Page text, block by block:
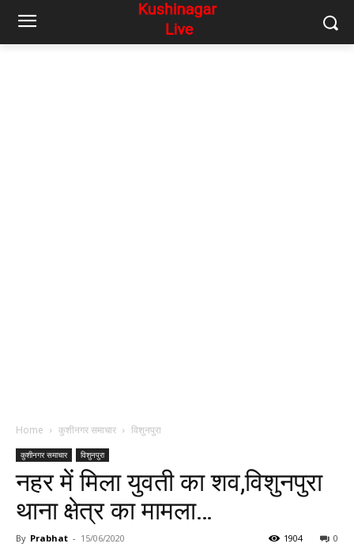
Home कुशीनगर समाचार विशुनपुरा
कुशीनगर समाचार विशुनपुरा
नहर में मिला युवती का शव,विशुनपुरा
थाना क्षेत्र का मामला…
By Prabhat - 15/06/2020 0
1904